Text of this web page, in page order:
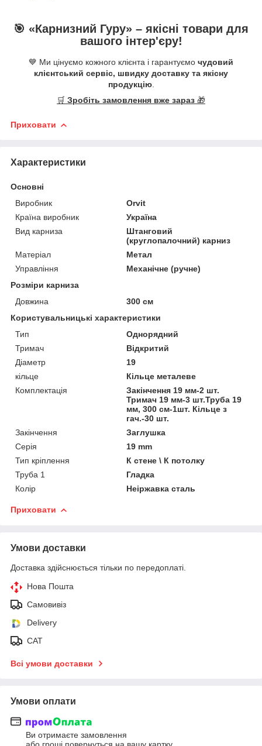
🎯 «Карнизний Гуру» – якісні товари для
вашого інтер'єру!
💙 Ми цінуємо кожного клієнта і гарантуємо чудовий
клієнтський сервіс, швидку доставку та якісну
продукцію.
🛒 Зробіть замовлення вже зараз 🎁
Приховати
Характеристики
Основні
Виробник
Orvit
Країна виробник
Україна
Вид карниза
Штанговий
(круглопалочний) карниз
Матеріал
Метал
Управління
Механічне (ручне)
Розміри карниза
Довжина
300 см
Користувальницькі характеристики
Тип
Однорядний
Тримач
Відкритий
Діаметр
19
кільце
Кільце металеве
Комплектація
Закінчення 19 мм-2 шт.
Тримач 19 мм-3 шт.Труба 19
мм, 300 см-1шт. Кільце з
гач.-30 шт.
Закінчення
Заглушка
Серія
19 mm
Тип кріплення
К стене \ К потолку
Труба 1
Гладка
Колір
Неіржавка сталь
Приховати
Умови доставки
Доставка здійснюється тільки по передоплаті.
Нова Пошта
Самовивіз
Delivery
САТ
Всі умови доставки
Умови оплати
Ви отримаєте замовлення